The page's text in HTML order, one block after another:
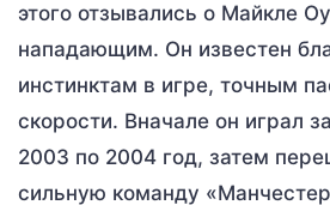
этого отзывались о Майкле
нападающим. Он известен
инстинктам в игре, точным
скорости. Вначале он играл
2003 по 2004 год, затем
сильную команду